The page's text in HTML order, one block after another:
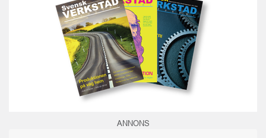
ANNONS